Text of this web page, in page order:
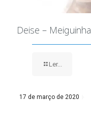
Deise – Meiguinha
Ler...
17 de março de 2020